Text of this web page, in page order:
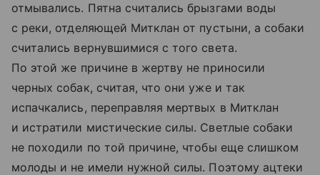
отмывались. Пятна считались брызгами воды
с реки, отделяющей Митклан от пустыни, а собаки
считались вернувшимися с того света.
По этой же причине в жертву не приносили
черных собак, считая, что они уже и так
испачкались, переправляя мертвых в Митклан
и истратили мистические силы. Светлые собаки
не походили по той причине, чтобы еще слишком
молоды и не имели нужной силы. Поэтому ацтеки